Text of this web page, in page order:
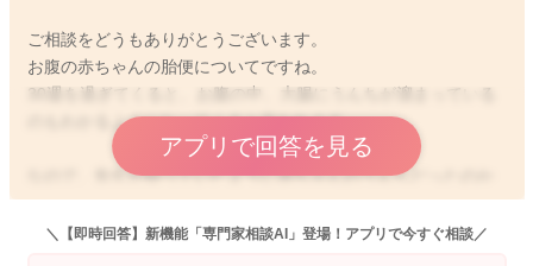
ご相談をどうもありがとうございます。
お腹の赤ちゃんの胎便についてですね。
30週を過ぎてくると、お腹の中、大腸にうんちが溜まっている
のもわかるようになってくると言われます。
なので、先生が仰っていたように赤ちゃんのうんちだったのか
なと思いますよ。
アプリで回答を見る
＼【即時回答】新機能「専門家相談AI」登場！アプリで今すぐ相談／